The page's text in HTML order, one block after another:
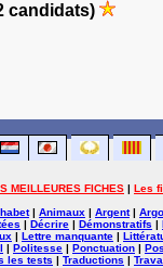
candidats)
MEILLEURES FICHES | Les
| Animaux | Argent|
| Décrire | Démonstratifs |
| Lettre manquante |
| Politesse | Ponctuation |
les tests | Traductions |